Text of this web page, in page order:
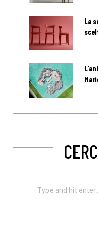
La
Search